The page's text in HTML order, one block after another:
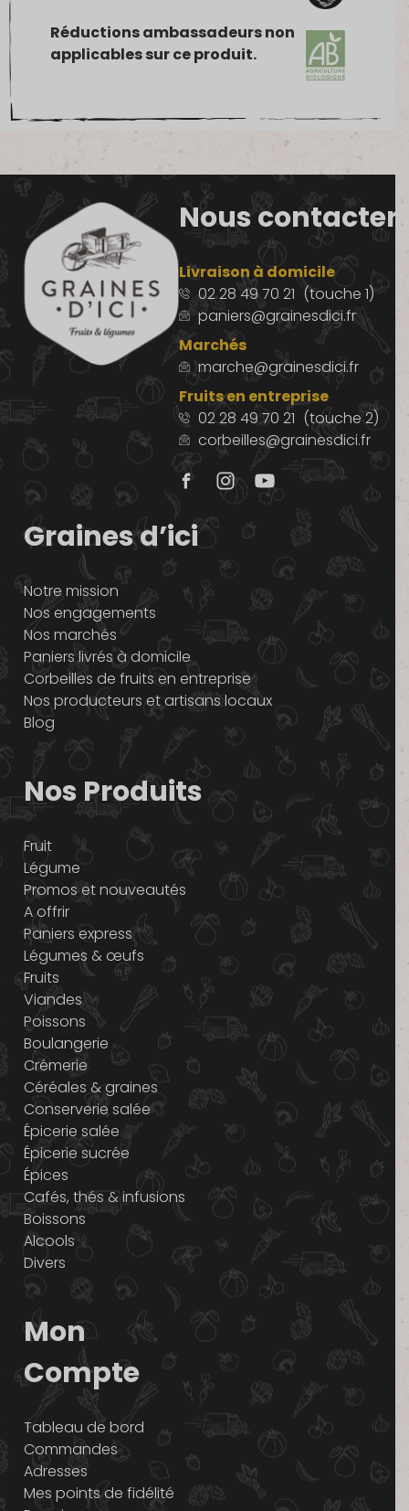
Réductions ambassadeurs non
applicables sur ce produit.
Nous contacter
Livraison à domicile
02 28 49 70 21 (touche 1)
paniers@grainesdici.fr
Marchés
marche@grainesdici.fr
Fruits en entreprise
02 28 49 70 21 (touche 2)
corbeilles@grainesdici.fr
Graines d’ici
Notre mission
Nos engagements
Nos marchés
Paniers livrés à domicile
Corbeilles de fruits en entreprise
Nos producteurs et artisans locaux
Blog
Nos Produits
Fruit
Légume
Promos et nouveautés
A offrir
Paniers express
Légumes & œufs
Fruits
Viandes
Poissons
Boulangerie
Crémerie
Céréales & graines
Conserverie salée
Épicerie salée
Épicerie sucrée
Épices
Cafés, thés & infusions
Boissons
Alcools
Divers
Mon
Compte
Tableau de bord
Commandes
Adresses
Mes points de fidélité